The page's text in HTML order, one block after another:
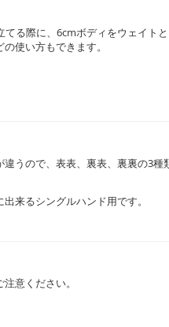
る際に、6cmボディをウェイトと
使い方もできます。
うので、表表、裏表、裏裏の3
来るシングルハンド用です。
意ください。